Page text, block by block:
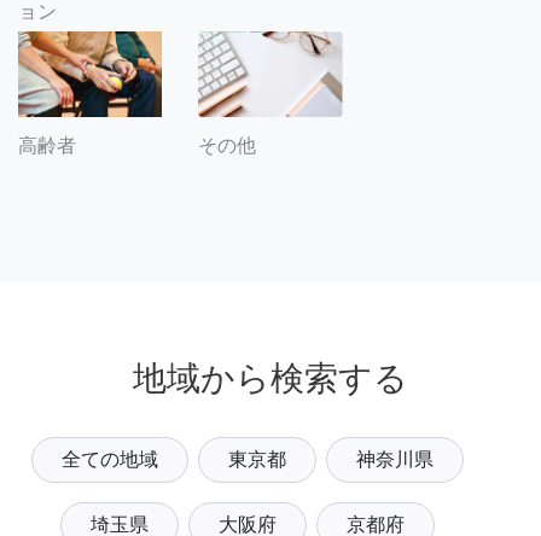
ョン
高齢者 その他
地域から検索する
全ての地域 東京都 神奈川県
埼玉県 大阪府 京都府